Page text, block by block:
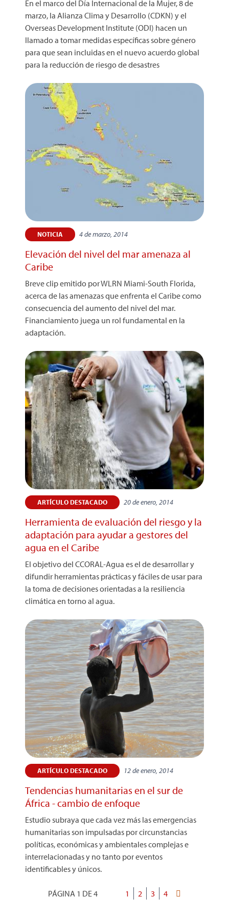
En el marco del Día Internacional de la Mujer, 8 de
marzo, la Alianza Clima y Desarrollo (CDKN) y el
Overseas Development Institute (ODI) hacen un
llamado a tomar medidas específicas sobre género
para que sean incluidas en el nuevo acuerdo global
para la reducción de riesgo de desastres
NOTICIA 4 de marzo, 2014
Elevación del nivel del mar amenaza al
Caribe
Breve clip emitido por WLRN Miami-South Florida,
acerca de las amenazas que enfrenta el Caribe como
consecuencia del aumento del nivel del mar.
Financiamiento juega un rol fundamental en la
adaptación.
ARTÍCULO DESTACADO 20 de enero, 2014
Herramienta de evaluación del riesgo y la
adaptación para ayudar a gestores del
agua en el Caribe
El objetivo del CCORAL-Agua es el de desarrollar y
difundir herramientas prácticas y fáciles de usar para
la toma de decisiones orientadas a la resiliencia
climática en torno al agua.
ARTÍCULO DESTACADO 12 de enero, 2014
Tendencias humanitarias en el sur de
África - cambio de enfoque
Estudio subraya que cada vez más las emergencias
humanitarias son impulsadas por circunstancias
políticas, económicas y ambientales complejas e
interrelacionadas y no tanto por eventos
identificables y únicos.
Paginación
PÁGINA 1 DE 4
Página
1 Página
2 Página
3 Página
4
Última